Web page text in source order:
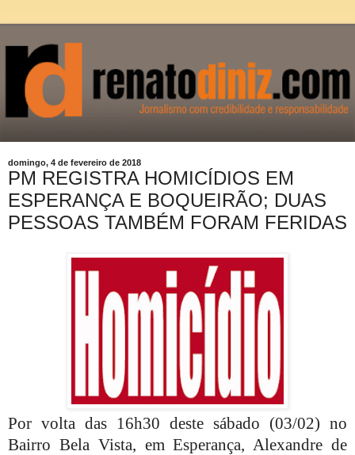
domingo, 4 de fevereiro de 2018
PM REGISTRA HOMICÍDIOS EM
ESPERANÇA E BOQUEIRÃO; DUAS
PESSOAS TAMBÉM FORAM FERIDAS
Por volta das 16h30 deste sábado (03/02) no
Bairro Bela Vista, em Esperança, Alexandre de